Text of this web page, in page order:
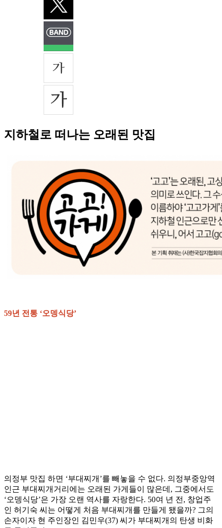
지하철로 떠나는 오래된 맛집
59년 전통 ‘오뎅식당’
의정부 맛집 하면 ‘부대찌개’를 빼놓을 수 없다. 의정부중앙역
인근 부대찌개거리에는 오래된 가게들이 많은데, 그중에서도
‘오뎅식당’은 가장 오랜 역사를 자랑한다. 50여 년 전, 창업주
인 허기숙 씨는 어떻게 처음 부대찌개를 만들게 됐을까? 그의
손자이자 현 주인장인 김민우(37) 씨가 부대찌개의 탄생 비화